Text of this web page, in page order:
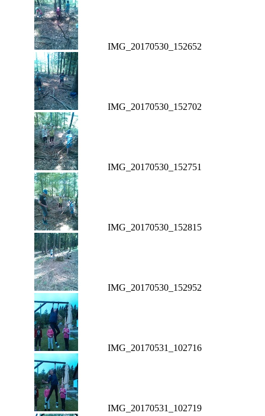
IMG_20170530_152652
IMG_20170530_152702
IMG_20170530_152751
IMG_20170530_152815
IMG_20170530_152952
IMG_20170531_102716
IMG_20170531_102719